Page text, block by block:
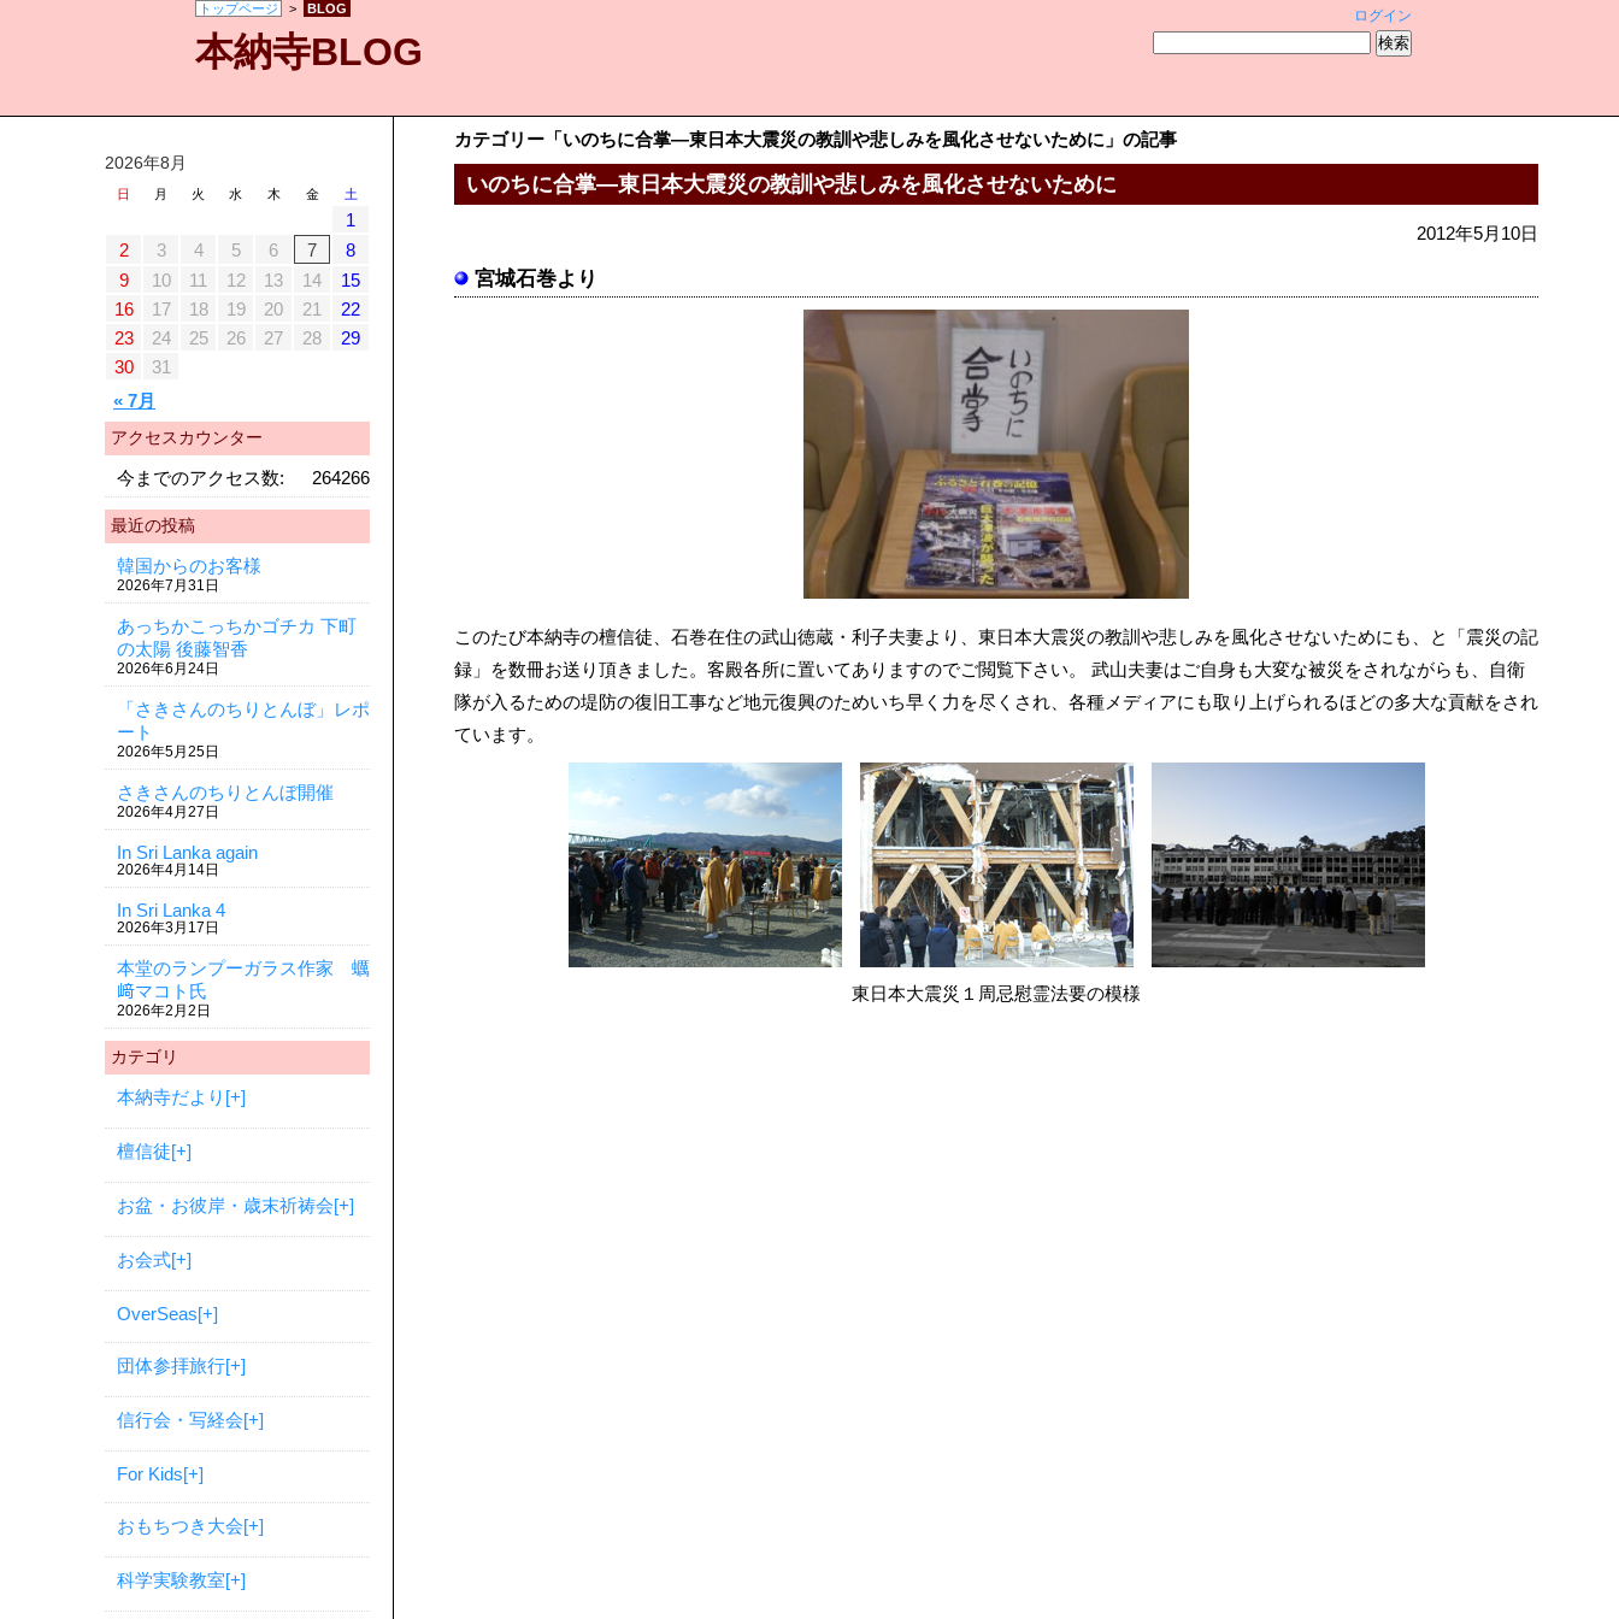
ログイン
本納寺BLOG
トップページ > BLOG
2026年8月
日 月 火 水 木 金 土
« 7月
1
2
3 4 5 6 7
8
9
10 11 12 13 14
15
16
17 18 19 20 21
22
23
24 25 26 27 28
29
30
31
アクセスカウンター
264266
今までのアクセス数:
最近の投稿
韓国からのお客様
2026年7月31日
あっちかこっちかゴチカ 下町
の太陽 後藤智香
2026年6月24日
「さきさんのちりとんぼ」レポ
ート
2026年5月25日
さきさんのちりとんぼ開催
2026年4月27日
In Sri Lanka again
2026年4月14日
In Sri Lanka 4
2026年3月17日
本堂のランプーガラス作家 蠣
﨑マコト氏
2026年2月2日
カテゴリ
本納寺だより [+]
檀信徒[+]
お盆・お彼岸・歳末祈祷会[+]
お会式[+]
OverSeas[+]
団体参拝旅行[+]
信行会・写経会[+]
For Kids[+]
おもちつき大会[+]
科学実験教室[+]
カテゴリー「いのちに合掌—東日本大震災の教訓や悲しみを風化させないために」の記事
いのちに合掌—東日本大震災の教訓や悲しみを風化させないために
2012年5月10日
宮城石巻より
このたび本納寺の檀信徒、石巻在住の武山徳蔵・利子夫妻より、東日本大震災の教訓や悲しみを風化させないためにも、と「震災の記
録」を数冊お送り頂きました。客殿各所に置いてありますのでご閲覧下さい。 武山夫妻はご自身も大変な被災をされながらも、自衛
隊が入るための堤防の復旧工事など地元復興のためいち早く力を尽くされ、各種メディアにも取り上げられるほどの多大な貢献をされ
ています。
東日本大震災１周忌慰霊法要の模様